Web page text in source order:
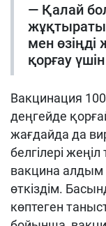
— Қалай
мен
қорғау
Вакцинация
деңгейде
жағдайда да
белгілері
вакцина алдым
өткіздім.
көптеген